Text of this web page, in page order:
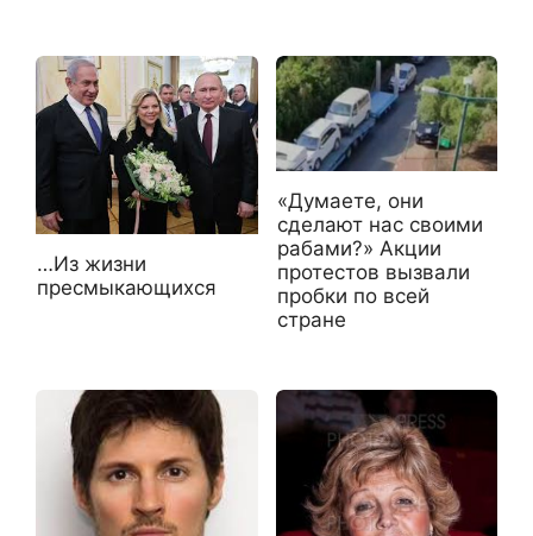
…Из жизни
пресмыкающихся
«Думаете, они
сделают нас своими
рабами?» Акции
протестов вызвали
пробки по всей
стране